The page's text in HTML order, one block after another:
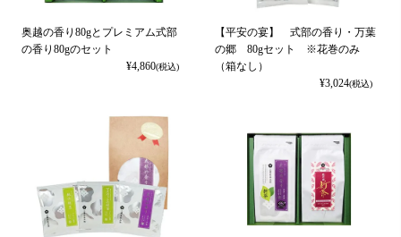
奥越の香り80gとプレミアム式部
の香り80gのセット
¥4,860(税込)
【平安の宴】 式部の香り・万葉
の郷 80gセット ※花巻のみ
（箱なし）
¥3,024(税込)